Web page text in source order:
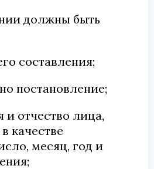
должны быть
составления;
постановление;
отчество лица,
качестве
месяц, год и